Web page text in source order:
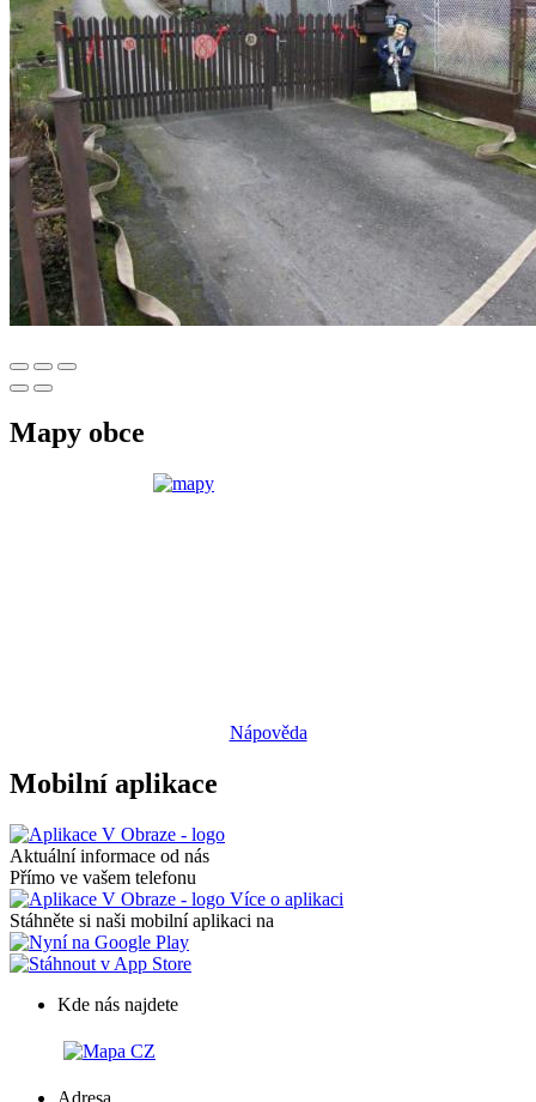
Mapy obce
Nápověda
Mobilní aplikace
Aktuální informace od nás
Přímo ve vašem telefonu
Více o aplikaci
Stáhněte si naši mobilní aplikaci na
Kde nás najdete
Adresa